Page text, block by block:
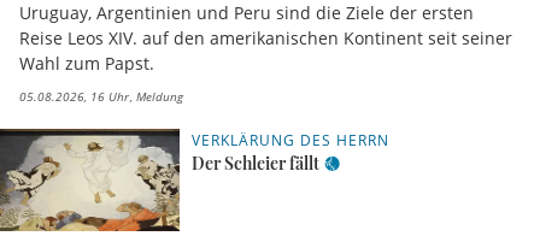
Uruguay, Argentinien und Peru sind die Ziele der ersten
Reise Leos XIV. auf den amerikanischen Kontinent seit seiner
Wahl zum Papst.
05.08.2026, 16 Uhr Meldung
VERKLÄRUNG DES HERRN
Der Schleier fällt